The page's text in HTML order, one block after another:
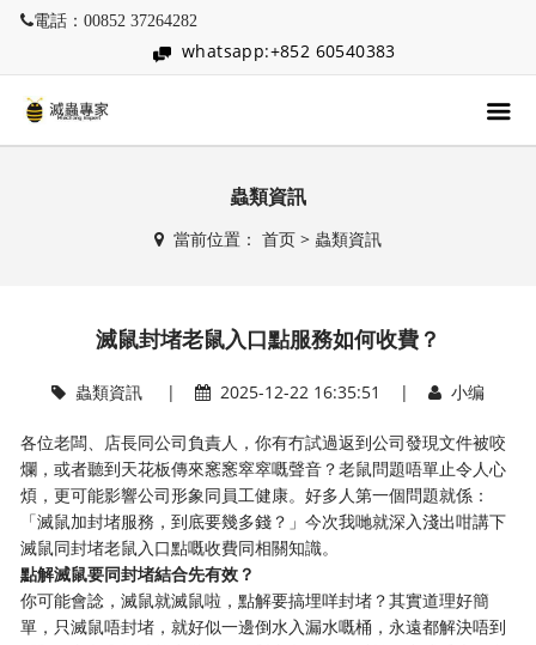
電話：00852 37264282
whatsapp:+852 60540383
蟲類資訊
當前位置： 首页> 蟲類資訊
滅鼠封堵老鼠入口點服務如何收費？
蟲類資訊| 2025-12-22 16:35:51 | 小编
各位老闆、店長同公司負責人，你有冇試過返到公司發現文件被咬
爛，或者聽到天花板傳來窸窸窣窣嘅聲音？老鼠問題唔單止令人心
煩，更可能影響公司形象同員工健康。好多人第一個問題就係：
「滅鼠加封堵服務，到底要幾多錢？」今次我哋就深入淺出咁講下
滅鼠同封堵老鼠入口點嘅收費同相關知識。
點解滅鼠要同封堵結合先有效？
你可能會諗，滅鼠就滅鼠啦，點解要搞埋咩封堵？其實道理好簡
單，只滅鼠唔封堵，就好似一邊倒水入漏水嘅桶，永遠都解決唔到